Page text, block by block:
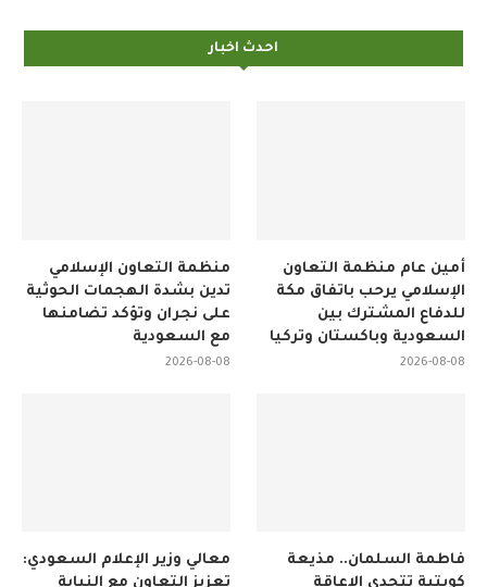
احدث اخبار
منظمة التعاون الإسلامي
تدين بشدة الهجمات الحوثية
على نجران وتؤكد تضامنها
مع السعودية
2026-08-08
أمين عام منظمة التعاون
الإسلامي يرحب باتفاق مكة
للدفاع المشترك بين
السعودية وباكستان وتركيا
2026-08-08
معالي وزير الإعلام السعودي:
تعزيز التعاون مع النيابة
فاطمة السلمان.. مذيعة
كويتية تتحدى الإعاقة